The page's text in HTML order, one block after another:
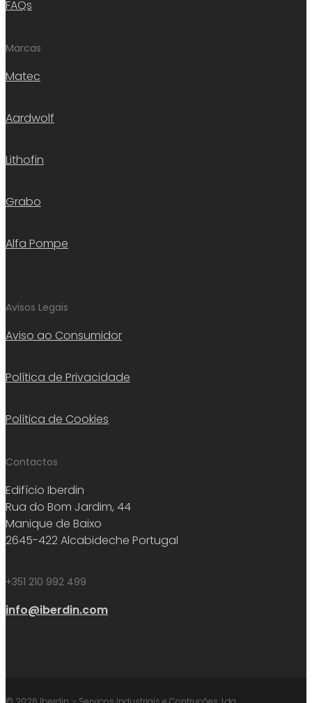
FAQs
Marcas
Matec
Aardwolf
Lithofin
Grabo
Alfa Pompe
Avisos Legais
Aviso ao Consumidor
Política de Privacidade
Política de Cookies
Contactos
Edifício Iberdin
Rua do Bom Jardim, 44
Manique de Baixo
2645-422 Alcabideche Portugal
+351 210 992 499
info@iberdin.com